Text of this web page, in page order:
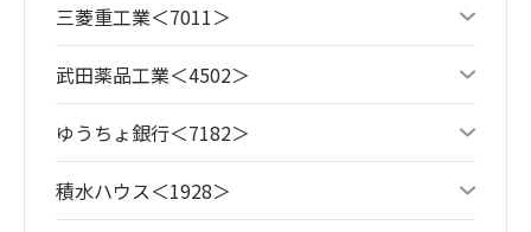
三菱重工業＜7011＞
武田薬品工業＜4502＞
ゆうちょ銀行＜7182＞
積水ハウス＜1928＞